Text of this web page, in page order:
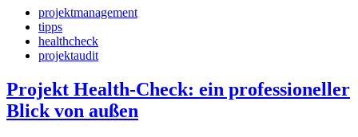
projektmanagement
tipps
healthcheck
projektaudit
Projekt Health-Check: ein professioneller
Blick von außen